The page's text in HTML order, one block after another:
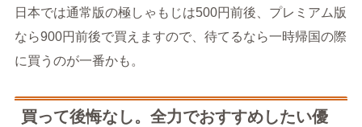
日本では通常版の極しゃもじは500円前後、プレミアム版
なら900円前後で買えますので、待てるなら一時帰国の際
に買うのが一番かも。
買って後悔なし。全力でおすすめしたい優